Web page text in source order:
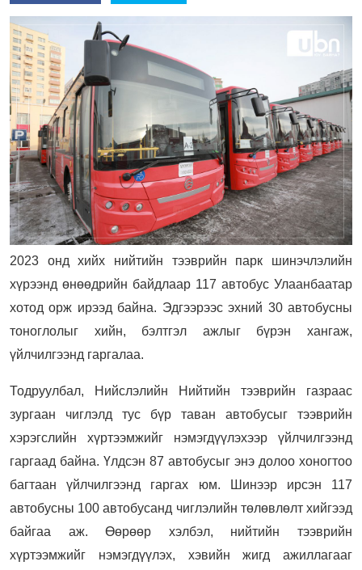
2023 онд хийх нийтийн тээврийн парк шинэчлэлийн
хүрээнд өнөөдрийн байдлаар 117 автобус Улаанбаатар
хотод орж ирээд байна. Эдгээрээс эхний 30 автобусны
тоноглолыг хийн, бэлтгэл ажлыг бүрэн хангаж,
үйлчилгээнд гаргалаа.
Тодруулбал, Нийслэлийн Нийтийн тээврийн газраас
зургаан чиглэлд тус бүр таван автобусыг тээврийн
хэрэгслийн хүртээмжийг нэмэгдүүлэхээр үйлчилгээнд
гаргаад байна. Үлдсэн 87 автобусыг энэ долоо хоногтоо
багтаан үйлчилгээнд гаргах юм. Шинээр ирсэн 117
автобусны 100 автобусанд чиглэлийн төлөвлөлт хийгээд
байгаа аж. Өөрөөр хэлбэл, нийтийн тээврийн
хүртээмжийг нэмэгдүүлэх, хэвийн жигд ажиллагааг